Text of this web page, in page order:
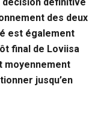
des deux
est également
final de Loviisa
moyennement
jusqu’en